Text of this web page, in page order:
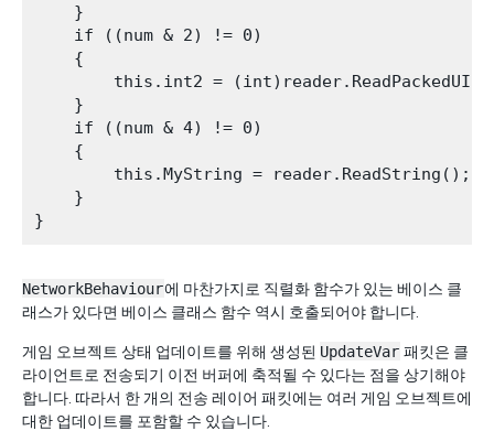
    }
    if ((num & 2) != 0)
    {
this.int2 =
    }
    if ((num & 4) != 0)
    {
        this.MyString = reader.ReadString();
    }
NetworkBehaviour에 마찬가지로 직렬화 함수가 있는 베이스 클
래스가 있다면 베이스 클래스 함수 역시 호출되어야 합니다.
게임 오브젝트 상태 업데이트를 위해 생성된 UpdateVar 패킷은 클
라이언트로 전송되기 이전 버퍼에 축적될 수 있다는 점을 상기해야
합니다. 따라서 한 개의 전송 레이어 패킷에는 여러 게임 오브젝트에
대한 업데이트를 포함할 수 있습니다.